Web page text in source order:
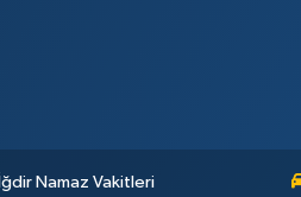
İğdir Namaz Vakitleri